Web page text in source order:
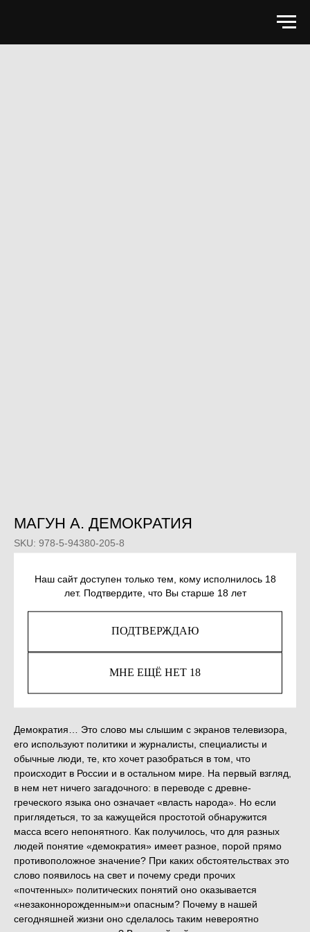
Наш сайт доступен только тем, кому исполнилось 18
лет. Подтвердите, что Вы старше 18 лет
ПОДТВЕРЖДАЮ
МНЕ ЕЩЁ НЕТ 18
МАГУН А. ДЕМОКРАТИЯ
SKU: 978-5-94380-205-8
р.
КУПИТЬ
Незаконное потребление наркотических средств,
психотропных веществ, их аналогов причиняет вред
Демократия… Это слово мы слышим с экранов телевизора,
его используют политики и журналисты, специалисты и
обычные люди, те, кто хочет разобраться в том, что
происходит в России и в остальном мире. На первый взгляд,
в нем нет ничего загадочного: в переводе с древне-
греческого языка оно означает «власть народа». Но если
приглядеться, то за кажущейся простотой обнаружится
масса всего непонятного. Как получилось, что для разныx
людей понятие «демократия» имеет разное, порой прямо
противоположное значение? При каких обстоятельствах это
слово появилось на свет и почему среди прочих
«почтенных» политических понятий оно оказывается
«незаконнорожденным»и опасным? Почему в нашей
сегодняшней жизни оно сделалось таким невероятно